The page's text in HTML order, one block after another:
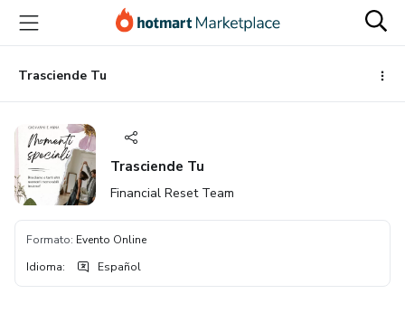
principal
página
de
página
Trasciende Tu
Trasciende Tu
Financial Reset Team
Formato: Evento Online
Idioma: Español